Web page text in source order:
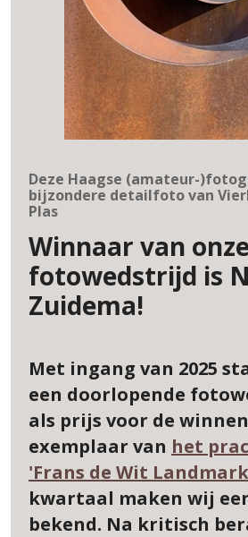
Deze Haagse (amateur-
bijzondere detailfoto van
Plas
Winnaar van
fotowedstrijd is
Zuidema!
Met ingang van 2025
een doorlopende
als prijs voor de
exemplaar van het
'Frans de Wit
kwartaal maken wij
bekend. Na kritisch